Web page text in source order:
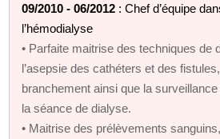
09/2010 - 06/2012 : Chef d’équipe
l’hémodialyse
• Parfaite maitrise des techniques de
l’asepsie des cathéters et des
branchement ainsi que la
la séance de dialyse.
• Maitrise des prélèvements